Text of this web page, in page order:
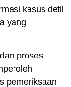
kasus detil
yang
proses
pemeriksaan